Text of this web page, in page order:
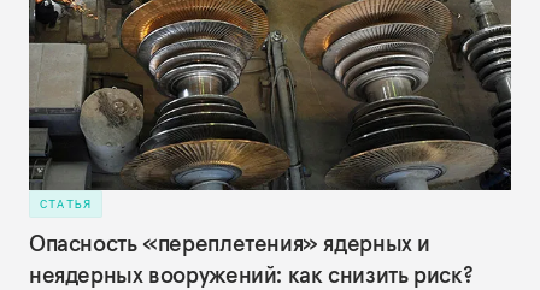
отсталой страной. И общий контекст
международных отношений сегодня совсем не
никсоновский
СТАТЬЯ
Опасность «переплетения» ядерных и
неядерных вооружений: как снизить риск?